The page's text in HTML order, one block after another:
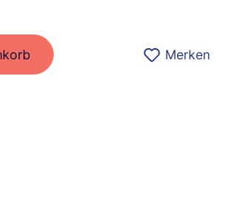
Wert ein oderMerken